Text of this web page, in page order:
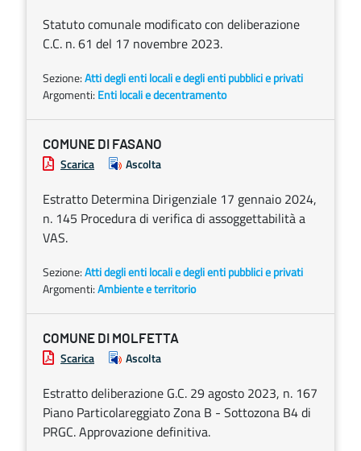
Statuto comunale modificato con deliberazione
C.C. n. 61 del 17 novembre 2023.
Sezione:Atti degli enti locali e degli enti pubblici e privati
Argomenti: Enti locali e decentramento
COMUNE DI FASANO
Scarica Ascolta
Estratto Determina Dirigenziale 17 gennaio 2024,
n. 145 Procedura di verifica di assoggettabilità a
VAS.
Sezione:Atti degli enti locali e degli enti pubblici e privati
Argomenti:Ambiente e territorio
COMUNE DI MOLFETTA
Scarica Ascolta
Estratto deliberazione G.C. 29 agosto 2023, n. 167
Piano Particolareggiato Zona B - Sottozona B4 di
PRGC. Approvazione definitiva.